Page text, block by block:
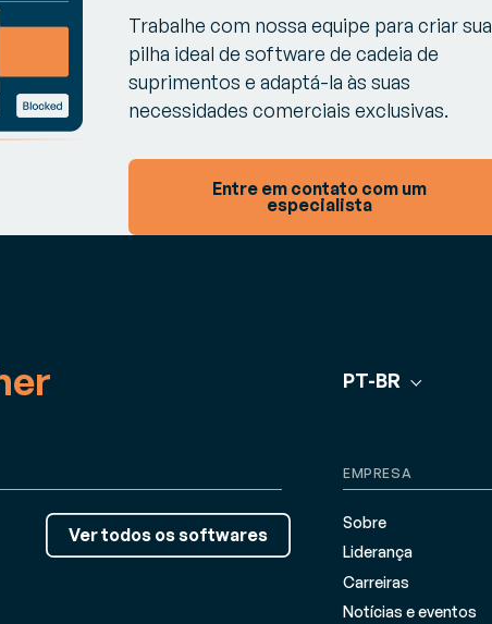
Trabalhe com nossa equipe para criar sua
pilha ideal de software de cadeia de
suprimentos e adaptá-la às suas
necessidades comerciais exclusivas.
Entre em contato com um
especialista
PT-BR
Ver todos os softwares
EMPRESA
Sobre
Liderança
Carreiras
Notícias e eventos